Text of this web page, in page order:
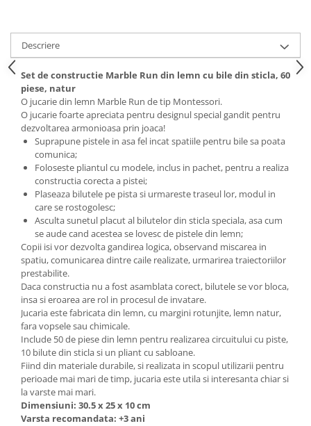
Descriere
Set de constructie Marble Run din lemn cu bile din sticla, 60
piese, natur
O jucarie din lemn Marble Run de tip Montessori.
O jucarie foarte apreciata pentru designul special gandit pentru
dezvoltarea armonioasa prin joaca!
Suprapune pistele in asa fel incat spatiile pentru bile sa poata
comunica;
Foloseste pliantul cu modele, inclus in pachet, pentru a realiza
constructia corecta a pistei;
Plaseaza bilutele pe pista si urmareste traseul lor, modul in
care se rostogolesc;
Asculta sunetul placut al bilutelor din sticla speciala, asa cum
se aude cand acestea se lovesc de pistele din lemn;
Copii isi vor dezvolta gandirea logica, observand miscarea in
spatiu, comunicarea dintre caile realizate, urmarirea traiectoriilor
prestabilite.
Daca constructia nu a fost asamblata corect, bilutele se vor bloca,
insa si eroarea are rol in procesul de invatare.
Jucaria este fabricata din lemn, cu margini rotunjite, lemn natur,
fara vopsele sau chimicale.
Include 50 de piese din lemn pentru realizarea circuitului cu piste,
10 bilute din sticla si un pliant cu sabloane.
Fiind din materiale durabile, si realizata in scopul utilizarii pentru
perioade mai mari de timp, jucaria este utila si interesanta chiar si
la varste mai mari.
Dimensiuni: 30.5 x 25 x 10 cm
Varsta recomandata: +3 ani